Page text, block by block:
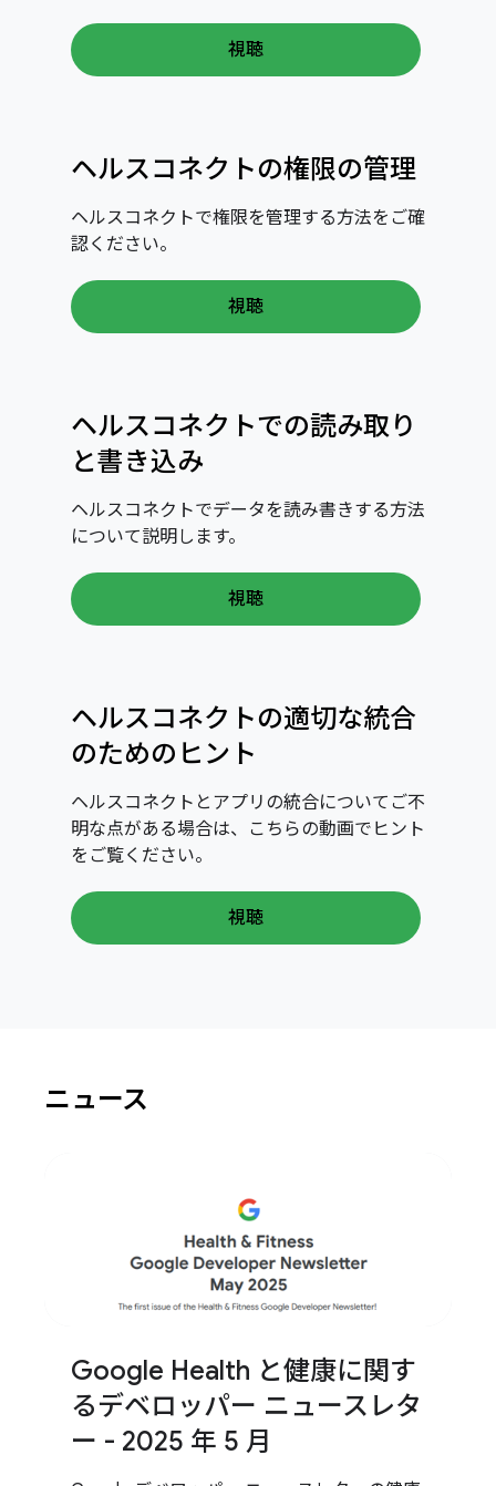
視聴
ヘルスコネクトの権限の管理
ヘルスコネクトで権限を管理する方法をご確
認ください。
視聴
ヘルスコネクトでの読み取り
と書き込み
ヘルスコネクトでデータを読み書きする方法
について説明します。
視聴
ヘルスコネクトの適切な統合
のためのヒント
ヘルスコネクトとアプリの統合についてご不
明な点がある場合は、こちらの動画でヒント
をご覧ください。
視聴
ニュース
Google Health と健康に関す
るデベロッパー ニュースレタ
ー - 2025 年 5 月